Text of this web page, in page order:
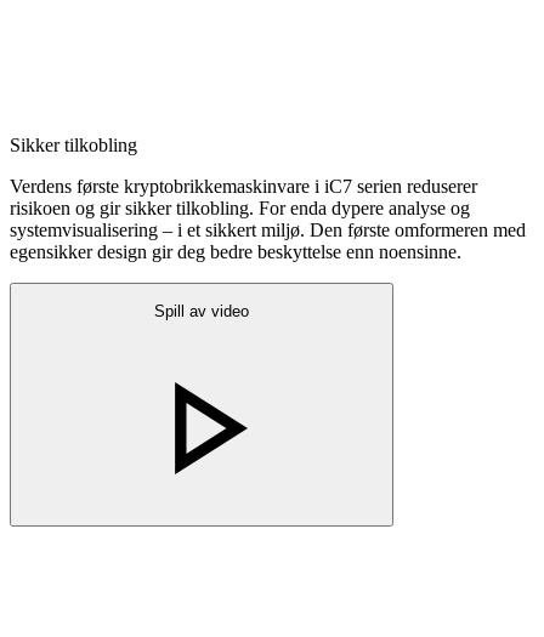
Sikker tilkobling
Verdens første kryptobrikkemaskinvare i iC7 serien reduserer
risikoen og gir sikker tilkobling. For enda dypere analyse og
systemvisualisering – i et sikkert miljø. Den første omformeren med
egensikker design gir deg bedre beskyttelse enn noensinne.
Spill av video